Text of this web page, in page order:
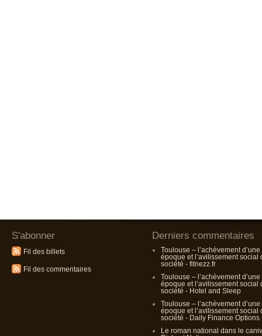
S'abonner
Fil des billets
Fil des commentaires
Derniers commentaires
Toulouse – l’achèvement d’une
époque et l’avilissement social
société - fitnezz.fr
Toulouse – l’achèvement d’une
époque et l’avilissement social
société - Hotel and Sleep
Toulouse – l’achèvement d’une
époque et l’avilissement social
société - Daily Finance Options
Le roman national dans le